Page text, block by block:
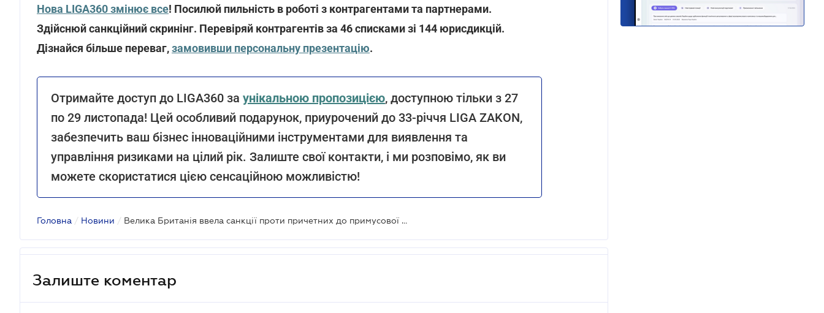
Нова LIGA360 змінює все! Посилюй пильність в роботі з контрагентами та партнерами.
Здійснюй санкційний скринінг. Перевіряй контрагентів за 46 списками зі 144 юрисдикцій.
Дізнайся більше переваг,замовивши персональну презентацію.
Отримайте доступ до LIGA360 за унікальною пропозицією, доступною тільки з 27
по 29 листопада! Цей особливий подарунок, приурочений до 33-річчя LIGA ZAKON,
забезпечить ваш бізнес інноваційними інструментами для виявлення та
управління ризиками на цілий рік. Залиште свої контакти, і ми розповімо, як ви
можете скористатися цією сенсаційною можливістю!
Головна / Новини / Велика Британія ввела санкції проти причетних до примусової депортації українських дітей
Залиште коментар